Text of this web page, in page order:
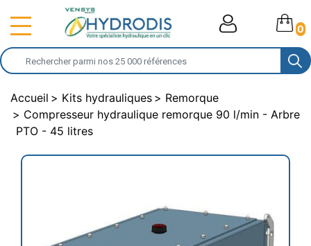
0
Accueil Kits hydrauliques
Remorque
Compresseur hydraulique remorque 90 l/min - Arbre
PTO - 45 litres